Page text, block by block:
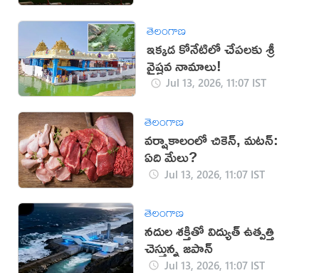
తెలంగాణ
ఇక్కడ కోనేటిలో చేపలకు శ్రీ
వైష్ణవ నామాలు!
Jul 13, 2026, 11:07 IST
తెలంగాణ
వర్షాకాలంలో చికెన్, మటన్:
ఏది మేలు?
Jul 13, 2026, 11:07 IST
తెలంగాణ
నదుల శక్తితో విద్యుత్ ఉత్పత్తి
చెస్తున్న జపాన్
Jul 13, 2026, 11:07 IST